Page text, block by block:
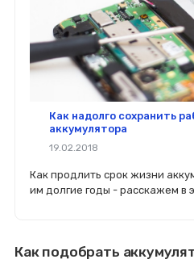
Как надолго сохранить
аккумулятора
19.02.2018
Как продлить срок жизни
им долгие годы - расскажем в
Как подобрать